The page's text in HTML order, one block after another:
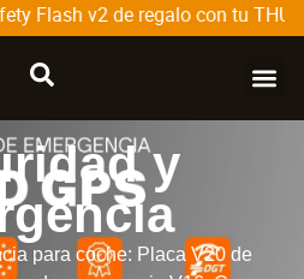
Flash v2 de regalo con tu
y
para coche: Placa V20 de